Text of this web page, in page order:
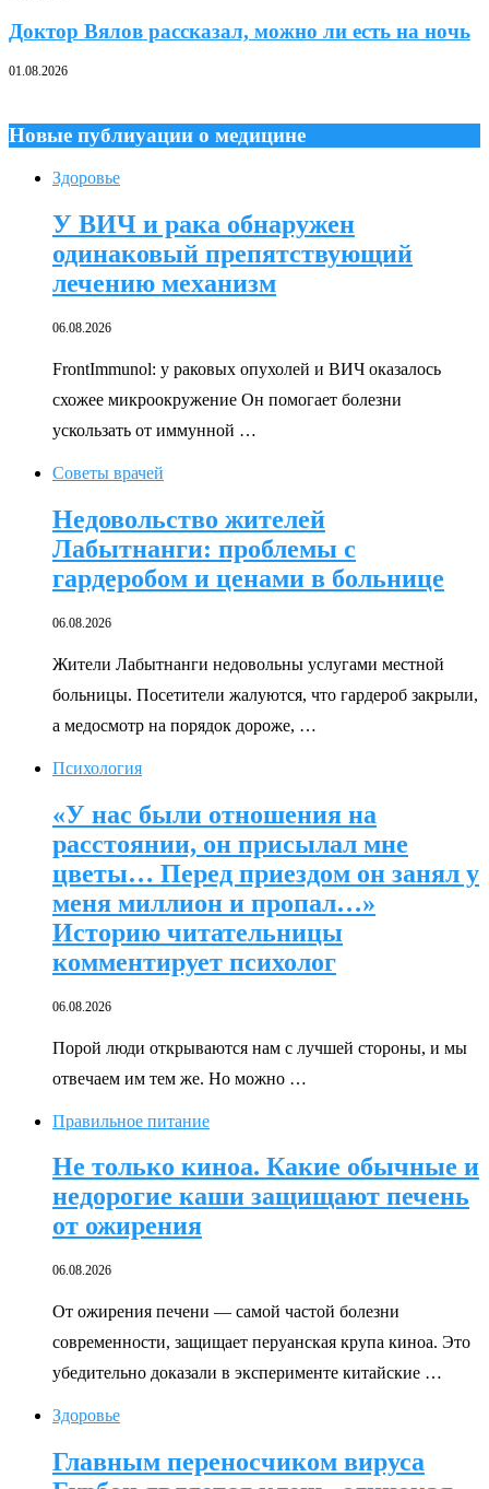
Доктор Вялов рассказал, можно ли есть на ночь
01.08.2026
Новые публиуации о медицине
Здоровье
У ВИЧ и рака обнаружен
одинаковый препятствующий
лечению механизм
06.08.2026
FrontImmunol: у раковых опухолей и ВИЧ оказалось
схожее микроокружение Он помогает болезни
ускользать от иммунной …
Советы врачей
Недовольство жителей
Лабытнанги: проблемы с
гардеробом и ценами в больнице
06.08.2026
Жители Лабытнанги недовольны услугами местной
больницы. Посетители жалуются, что гардероб закрыли,
а медосмотр на порядок дороже, …
Психология
«У нас были отношения на
расстоянии, он присылал мне
цветы… Перед приездом он занял у
меня миллион и пропал…»
Историю читательницы
комментирует психолог
06.08.2026
Порой люди открываются нам с лучшей стороны, и мы
отвечаем им тем же. Но можно …
Правильное питание
Не только киноа. Какие обычные и
недорогие каши защищают печень
от ожирения
06.08.2026
От ожирения печени — самой частой болезни
современности, защищает перуанская крупа киноа. Это
убедительно доказали в эксперименте китайские …
Здоровье
Главным переносчиком вируса